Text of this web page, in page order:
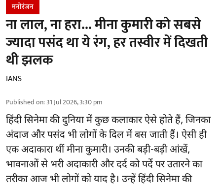
मनोरंजन
ना लाल, ना हरा... मीना कुमारी को सबसे
ज्यादा पसंद था ये रंग, हर तस्वीर में दिखती
थी झलक
IANS
Published on:31 Jul 2026, 3:30 pm
हिंदी सिनेमा की दुनिया में कुछ कलाकार ऐसे होते हैं, जिनका
अंदाज और पसंद भी लोगों के दिल में बस जाती हैं। ऐसी ही
एक अदाकारा थीं मीना कुमारी। उनकी बड़ी-बड़ी आंखें,
भावनाओं से भरी अदाकारी और दर्द को पर्दे पर उतारने का
तरीका आज भी लोगों को याद है। उन्हें हिंदी सिनेमा की